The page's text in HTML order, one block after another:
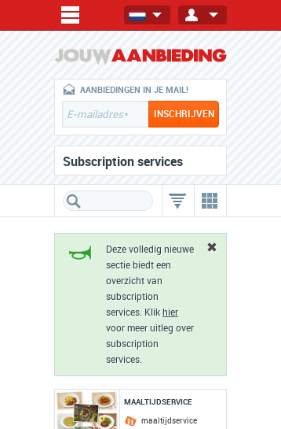
AANBIEDINGEN IN JE MAIL!
Subscription services
Deze volledig nieuwe
sectie biedt een
overzicht van
subscription
services. Klik hier
voor meer uitleg over
subscription
services.
MAALTIJDSERVICE
maaltijdservice